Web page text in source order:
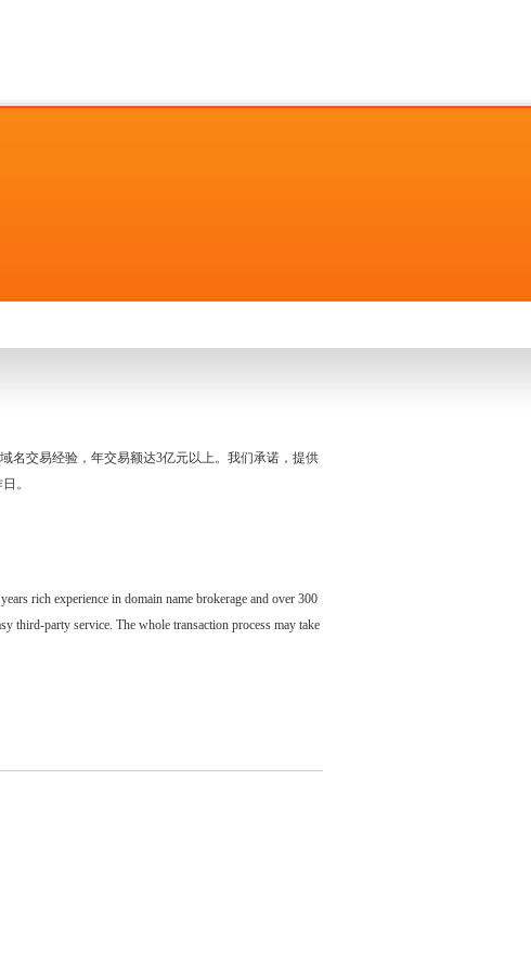
名交易经验，年交易额达3亿元以上。我们承诺，提供
。
rich experience in domain name brokerage and over 300
third-party service. The whole transaction process may take